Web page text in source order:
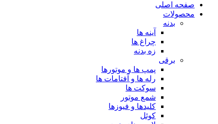
صفحه اصلی
محصولات
بدنه
آینه ها
چراغ ها
زه بدنه
برقی
پمپ ها و موتورها
رله ها و آفتامات ها
سوکت ها
شمع موتور
کلیدها و فیوزها
کوئل